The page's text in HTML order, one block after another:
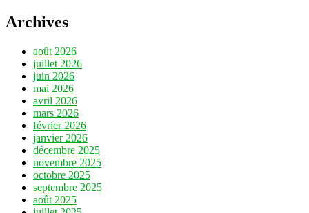
Archives
août 2026
juillet 2026
juin 2026
mai 2026
avril 2026
mars 2026
février 2026
janvier 2026
décembre 2025
novembre 2025
octobre 2025
septembre 2025
août 2025